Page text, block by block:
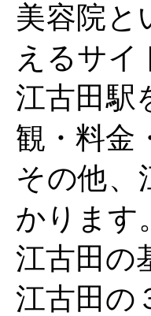
美容院と
えるサイ
江古田駅
観・料金
その他、
かります。
江古田の
江古田の